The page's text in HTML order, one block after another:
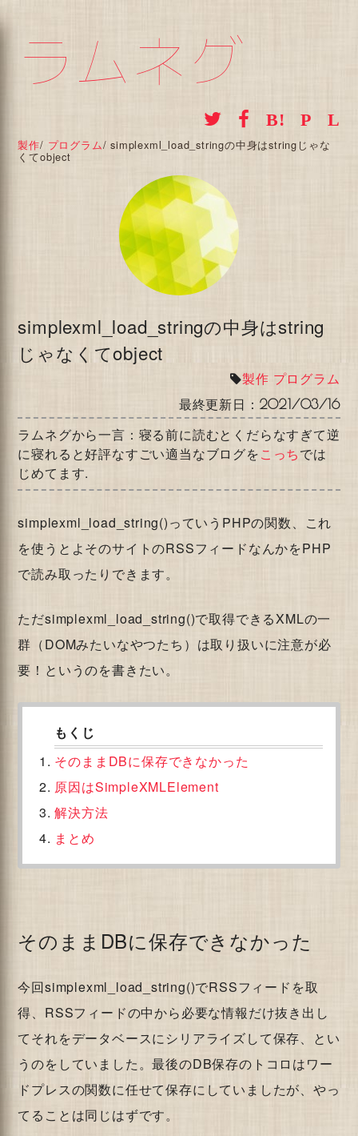
ラムネグ
製作/ プログラム/simplexml_load_stringの中身はstringじゃな
くてobject
simplexml_load_stringの中身はstring
じゃなくてobject
製作 プログラム
最終更新日： 2021/03/16
ラムネグから一言：寝る前に読むとくだらなすぎて逆
に寝れると好評なすごい適当なブログをこっちでは
じめてます.
simplexml_load_string()っていうPHPの関数、これ
を使うとよそのサイトのRSSフィードなんかをPHP
で読み取ったりできます。
ただsimplexml_load_string()で取得できるXMLの一
群（DOMみたいなやつたち）は取り扱いに注意が必
要！というのを書きたい。
そのままDBに保存できなかった
原因はSimpleXMLElement
解決方法
まとめ
そのままDBに保存できなかった
今回simplexml_load_string()でRSSフィードを取
得、RSSフィードの中から必要な情報だけ抜き出し
てそれをデータベースにシリアライズして保存、とい
うのをしていました。最後のDB保存のトコロはワー
ドプレスの関数に任せて保存にしていましたが、やっ
てることは同じはずです。